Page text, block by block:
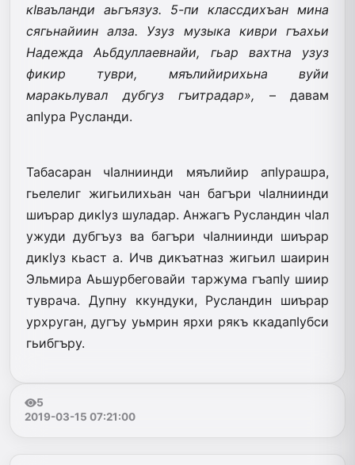
кIваъланди аьгъязуз. 5-пи классдихъан мина
сягьнайиин алза. Узуз музыка киври гъахьи
Надежда Аьбдуллаевнайи, гьар вахтна узуз
фикир туври, мяълийирихьна вуйи
маракьлувал дубгуз гъитрадар», – давам
апIура Русланди.
Табасаран чIалниинди мяълийир апIурашра,
гьелелиг жигьилихьан чан багъри чIалниинди
шиърар дикIуз шуладар. Анжагъ Русландин чIал
ужуди дубгъуз ва багъри чIалниинди шиърар
дикIуз кьаст а. Ичв дикъатназ жигьил шаирин
Эльмира Аьшурбеговайи таржума гъапIу шиир
туврача. Дупну ккундуки, Русландин шиърар
урхруган, дугъу уьмрин ярхи рякъ ккадапIубси
гьибгъру.
5
2019-03-15 07:21:00